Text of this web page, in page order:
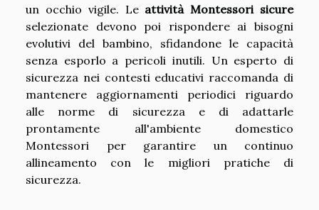
un occhio vigile. Le attività Montessori sicure
selezionate devono poi rispondere ai bisogni
evolutivi del bambino, sfidandone le capacità
senza esporlo a pericoli inutili. Un esperto di
sicurezza nei contesti educativi raccomanda di
mantenere aggiornamenti periodici riguardo
alle norme di sicurezza e di adattarle
prontamente all'ambiente domestico
Montessori per garantire un continuo
allineamento con le migliori pratiche di
sicurezza.